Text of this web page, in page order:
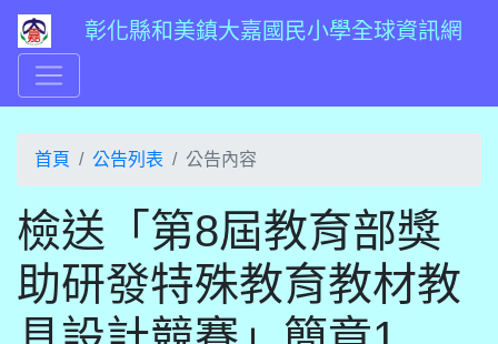
彰化縣和美鎮大嘉國民小學全球資訊網
首頁 公告列表 公告內容
檢送「第8屆教育部獎
助研發特殊教育教材教